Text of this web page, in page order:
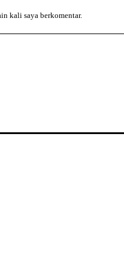
kali saya berkomentar.